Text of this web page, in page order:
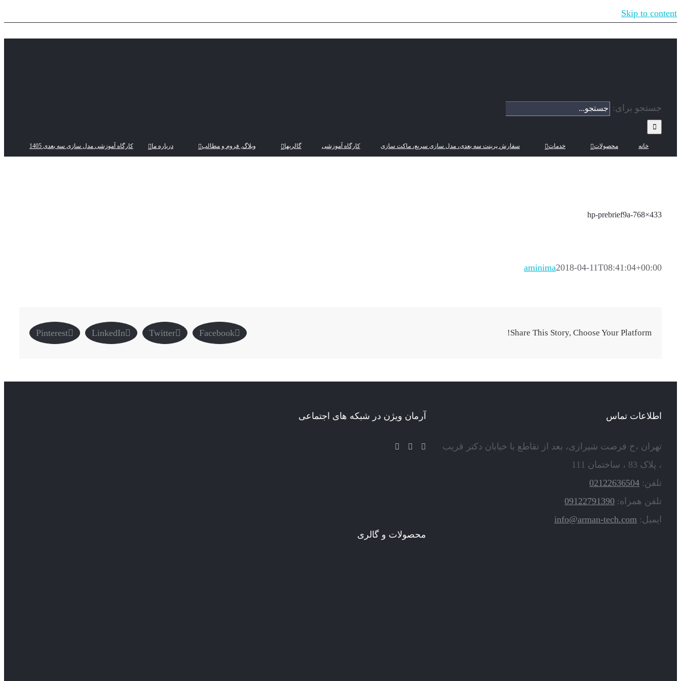
Skip to content
جستجو برای:
خانه محصولات خدمات سفارش پرینت سه بعدی، مدل سازی سریع، ماکت سازی کارگاه آموزشی گالریها وبلاگ, فروم و مطالب درباره ما کارگاه آموزشی مدل سازی سه بعدی 1405
hp-prebrief9a-768×433
aminima2018-04-11T08:41:04+00:00
Share This Story, Choose Your Platform!
Facebook
Twitter
LinkedIn
Pinterest
اطلاعات تماس
تهران ،خ فرصت شیرازی، بعد از تقاطع با خیابان دکتر قریب
، پلاک 83 ، ساختمان 111
تلفن: 02122636504
تلفن همراه: 09122791390
ایمیل: info@arman-tech.com
آرمان ویژن در شبکه های اجتماعی
محصولات و گالری